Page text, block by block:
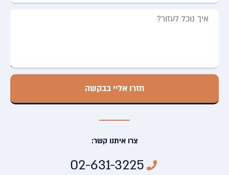
חזרו אליי בבקשה
צרו איתנו קשר:
02-631-3225